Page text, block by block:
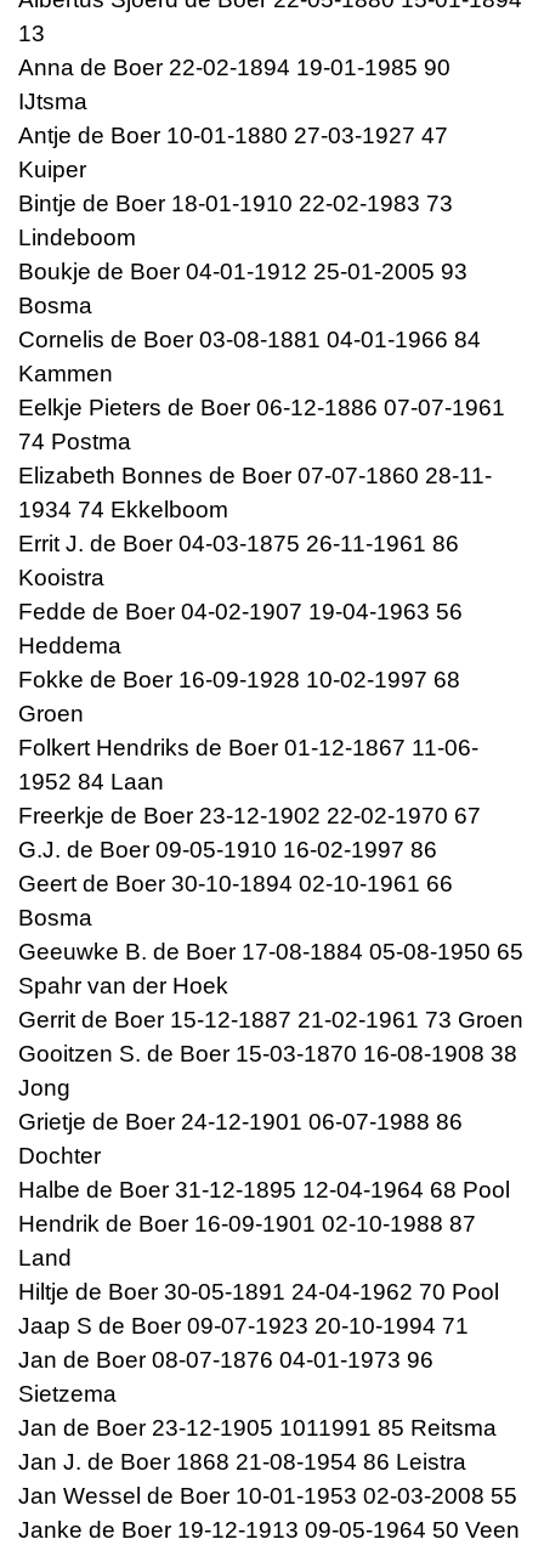
13
Anna de Boer 22-02-1894 19-01-1985 90
IJtsma
Antje de Boer 10-01-1880 27-03-1927 47
Kuiper
Bintje de Boer 18-01-1910 22-02-1983 73
Lindeboom
Boukje de Boer 04-01-1912 25-01-2005 93
Bosma
Cornelis de Boer 03-08-1881 04-01-1966 84
Kammen
Eelkje Pieters de Boer 06-12-1886 07-07-1961
74 Postma
Elizabeth Bonnes de Boer 07-07-1860 28-11-
1934 74 Ekkelboom
Errit J. de Boer 04-03-1875 26-11-1961 86
Kooistra
Fedde de Boer 04-02-1907 19-04-1963 56
Heddema
Fokke de Boer 16-09-1928 10-02-1997 68
Groen
Folkert Hendriks de Boer 01-12-1867 11-06-
1952 84 Laan
Freerkje de Boer 23-12-1902 22-02-1970 67
G.J. de Boer 09-05-1910 16-02-1997 86
Geert de Boer 30-10-1894 02-10-1961 66
Bosma
Geeuwke B. de Boer 17-08-1884 05-08-1950 65
Spahr van der Hoek
Gerrit de Boer 15-12-1887 21-02-1961 73 Groen
Gooitzen S. de Boer 15-03-1870 16-08-1908 38
Jong
Grietje de Boer 24-12-1901 06-07-1988 86
Dochter
Halbe de Boer 31-12-1895 12-04-1964 68 Pool
Hendrik de Boer 16-09-1901 02-10-1988 87
Land
Hiltje de Boer 30-05-1891 24-04-1962 70 Pool
Jaap S de Boer 09-07-1923 20-10-1994 71
Jan de Boer 08-07-1876 04-01-1973 96
Sietzema
Jan de Boer 23-12-1905 1011991 85 Reitsma
Jan J. de Boer 1868 21-08-1954 86 Leistra
Jan Wessel de Boer 10-01-1953 02-03-2008 55
Janke de Boer 19-12-1913 09-05-1964 50 Veen